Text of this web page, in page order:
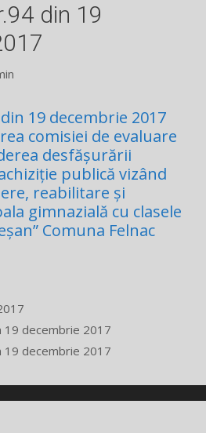
din 19
19 decembrie 2017
comisiei de evaluare
desfășurării
publică vizând
reabilitare și
gimnazială cu clasele
Comuna Felnac
19 decembrie 2017
19 decembrie 2017